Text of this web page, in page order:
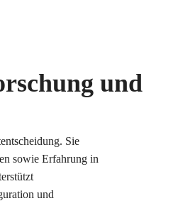
und
Sie
sowie Erfahrung in
und